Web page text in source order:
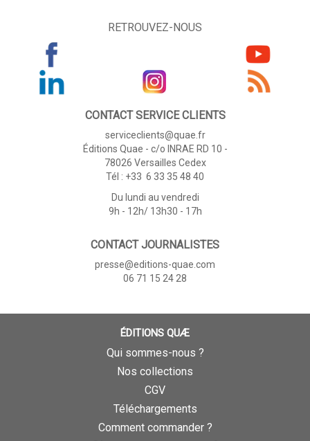
RETROUVEZ-NOUS
CONTACT SERVICE CLIENTS
serviceclients@quae.fr
Éditions Quae - c/o INRAE RD 10 -
78026 Versailles Cedex
Tél : +33 6 33 35 48 40
Du lundi au vendredi
9h - 12h/ 13h30 - 17h
CONTACT JOURNALISTES
presse@editions-quae.com
06 71 15 24 28
ÉDITIONS QUÆ
Qui sommes-nous ?
Nos collections
CGV
Téléchargements
Comment commander ?